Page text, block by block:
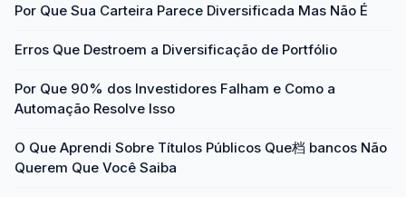
Por Que Sua Carteira Parece Diversificada Mas Não É
Erros Que Destroem a Diversificação de Portfólio
Por Que 90% dos Investidores Falham e Como a
Automação Resolve Isso
O Que Aprendi Sobre Títulos Públicos Que档 bancos Não
Querem Que Você Saiba